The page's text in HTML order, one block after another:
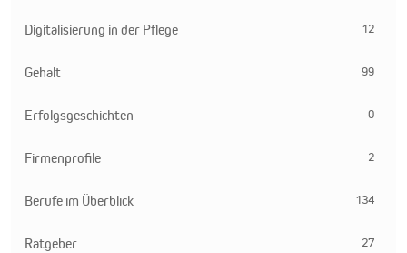
Digitalisierung in der Pflege 12
Gehalt 99
Erfolgsgeschichten 0
Firmenprofile 2
Berufe im Überblick 134
Ratgeber 27